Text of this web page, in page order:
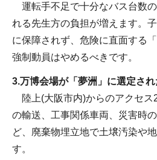
運転手不足で十分なバス台数
れる先生方の負担が増えます。
に保障されず、危険に直面する
強制動員はやめるべきです。
3.万博会場が「夢洲」に選定さ
陸上(大阪市内)からのアクセス
の輸送、工事関係車両、災害時
ど、廃棄物埋立地で土壌汚染や
す。